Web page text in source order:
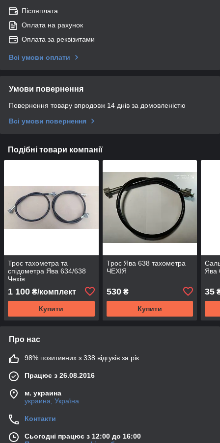
Післяплата
Оплата на рахунок
Оплата за реквізитами
Всі умови оплати
Умови повернення
Повернення товару впродовж 14 днів за домовленістю
Всі умови повернення
Подібні товари компанії
Трос тахометра та
спідометра Ява 634/638
Чехія
1 100 ₴/комплект
Купити
Трос Ява 638 тахометра
ЧЕХІЯ
530₴
Купити
Ява
35
Про нас
98% позитивних з 338 відгуків за рік
Працює з 26.08.2016
м. украина
украина, Україна
Контакти
Сьогодні працює з 12:00 до 16:00